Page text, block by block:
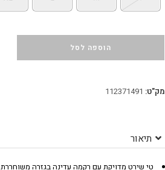
הוספה לסל
מק"ט: 112371491
תיאור
טי שירט מדויקת עם רקמה עדינה בגזרה משוחררת